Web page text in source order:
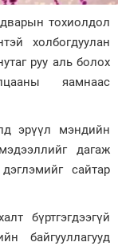
тохиолдол
холбогдуулан
руу аль болох
яамнаас
эрүүл мэндийн
дагаж
сайтар
бүртгэгдээгүй
байгууллагууд